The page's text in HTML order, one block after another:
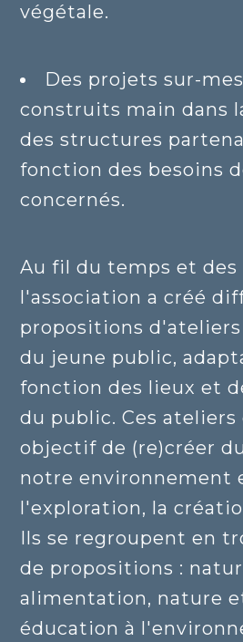
végétale.
Des projets sur-
construits main dans
des structures
fonction des besoins
concernés.
Au fil du temps et des
l'association a créé
propositions
du jeune public,
fonction des lieux et
du public. Ces
objectif de (re)créer
notre environnement
l'exploration, la
Ils se regroupent en
de propositions :
alimentation, nature
éducation à